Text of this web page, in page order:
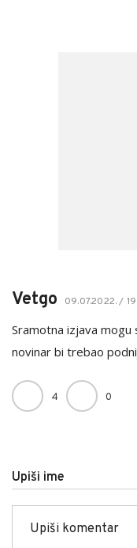
Vetgo 09.07.2022. /
Sramotna izjava
novinar bi trebao
4 0
Upiši ime